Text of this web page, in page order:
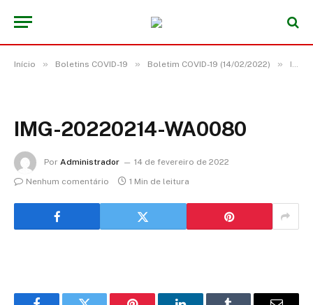
Início » Boletins COVID-19 » Boletim COVID-19 (14/02/2022) » IMG-20220214-WA0080
IMG-20220214-WA0080
Por Administrador
14 de fevereiro de 2022
Nenhum comentário
1 Min de leitura